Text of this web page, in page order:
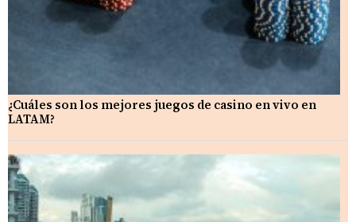
¿Cuáles son los mejores juegos de casino en vivo en
LATAM?